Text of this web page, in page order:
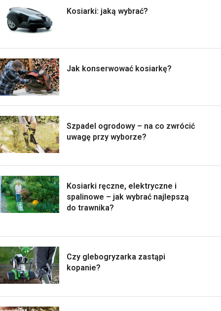
Kosiarki: jaką wybrać?
Jak konserwować kosiarkę?
Szpadel ogrodowy – na co zwrócić
uwagę przy wyborze?
Kosiarki ręczne, elektryczne i
spalinowe – jak wybrać najlepszą
do trawnika?
Czy glebogryzarka zastąpi
kopanie?